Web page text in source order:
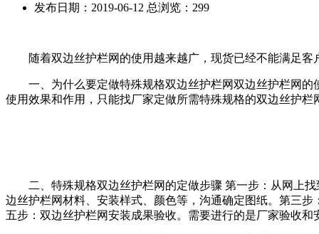
发布日期：2019-06-12 总浏览： 299
随着双边丝护栏网的使用越来越广，现货已经不能满足客
一、为什么要定做特殊规格双边丝护栏网双边丝护栏网的
使用效果和作用，只能找厂家定做所需特殊规格的双边丝护栏
二、特殊规格双边丝护栏网的定做步骤 第一步：从网上找
边丝护栏网材料、安装样式、颜色等，沟通确定图纸。第三
五步：双边丝护栏网安装成果验收。需要进行的是厂家验收和